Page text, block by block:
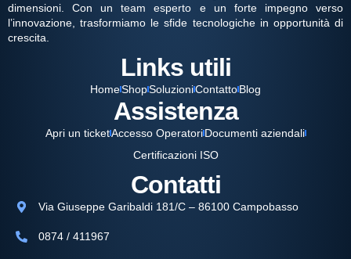
dimensioni. Con un team esperto e un forte impegno verso
l’innovazione, trasformiamo le sfide tecnologiche in opportunità di
crescita.
Links utili
HomeShopSoluzioniContattoBlog
Assistenza
Apri un ticketAccesso OperatoriDocumenti aziendali
Certificazioni ISO
Contatti
Via Giuseppe Garibaldi 181/C – 86100 Campobasso
0874 / 411967